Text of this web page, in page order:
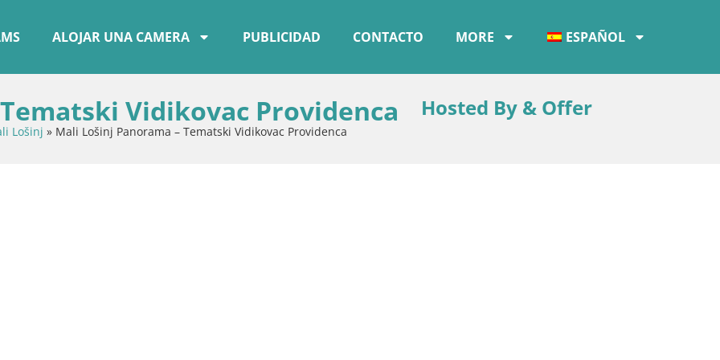
ALOJAR UNA CAMERA PUBLICIDAD CONTACTO MORE ESPAÑOL
Vidikovac Providenca
Lošinj » Mali Lošinj Panorama – Tematski Vidikovac Providenca
Hosted By & Offer